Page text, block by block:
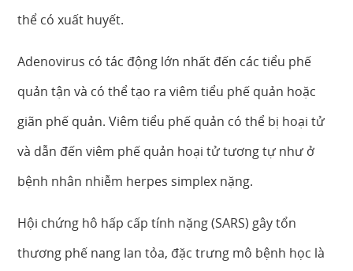
thể có xuất huyết.
Adenovirus có tác động lớn nhất đến các tiểu phế
quản tận và có thể tạo ra viêm tiểu phế quản hoặc
giãn phế quản. Viêm tiểu phế quản có thể bị hoại tử
và dẫn đến viêm phế quản hoại tử tương tự như ở
bệnh nhân nhiễm herpes simplex nặng.
Hội chứng hô hấp cấp tính nặng (SARS) gây tổn
thương phế nang lan tỏa, đặc trưng mô bệnh học là